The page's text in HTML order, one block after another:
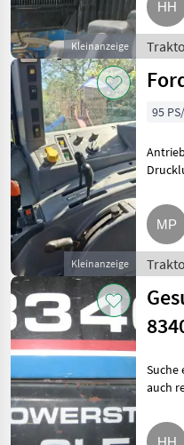
Kleinanzeige
Kleinanzeige
95
Suche
auch